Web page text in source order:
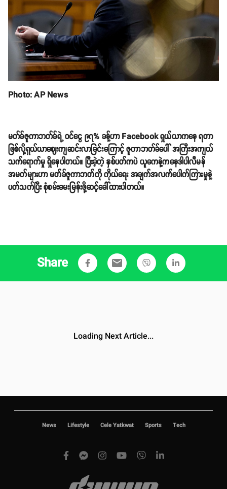
Photo: AP News
မတ်ခ်ဇူကာဘတ်ခ်ရဲ့ ဝင်ငွေ ၉၇% ခန့်ဟာ Facebook ရှယ်ယာကနေ ရတာ
ဖြစ်လို့ရှယ်ယာဈေးကျဆင်းလာခြင်းကြောင့် ဇူကာဘတ်ခ်ပေါ် အကြီးအကျယ်
သက်ရောက်မှု ရှိနေပါတယ်။ ပြီးခဲ့တဲ့ နှစ်ပတ်ကပဲ ယူကေနဲ့ကနေဒါပါလီမန်
အမတ်များဟာ မတ်ခ်ဇူကာဘတ်ကို ကိုယ်ရေး အချက်အလက်ပေါက်ကြားမှုနဲ့
ပတ်သက်ပြီး စုံစမ်းမေးမြန်းဖို့ဆင့်ခေါ်ထားပါတယ်။
Share email
News Lifestyle Cele Yatkwat Sports Tech